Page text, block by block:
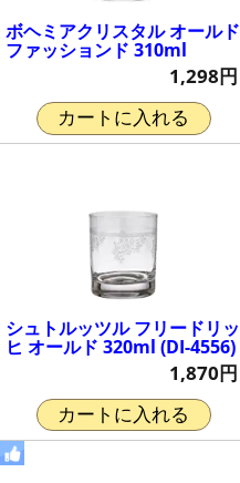
ボヘミアクリスタル オールド
ファッションド 310ml
1,298円
カートに入れる
シュトルッツル フリードリッ
ヒ オールド 320ml (DI-4556)
1,870円
カートに入れる